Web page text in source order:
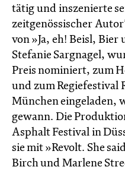
tätig und inszenierte
zeitgenössischer
von »Ja, eh! Beisl,
Stefanie Sargnagel,
Preis nominiert, zum
und zum Regiefestival
München eingeladen,
gewann. Die
Asphalt Festival in
sie mit »Revolt. She
Birch und Marlene